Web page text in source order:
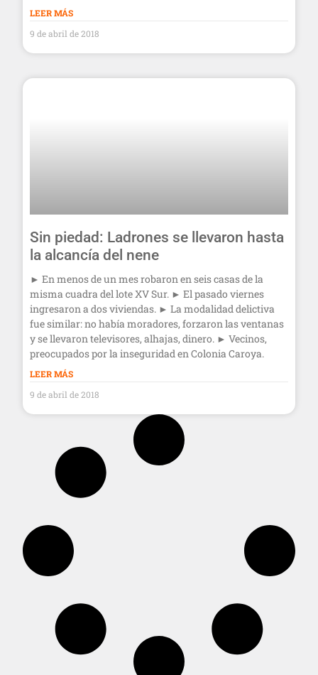
LEER MÁS
9 de abril de 2018
Sin piedad: Ladrones se llevaron hasta
la alcancía del nene
► En menos de un mes robaron en seis casas de la
misma cuadra del lote XV Sur. ► El pasado viernes
ingresaron a dos viviendas. ► La modalidad delictiva
fue similar: no había moradores, forzaron las ventanas
y se llevaron televisores, alhajas, dinero. ► Vecinos,
preocupados por la inseguridad en Colonia Caroya.
LEER MÁS
9 de abril de 2018